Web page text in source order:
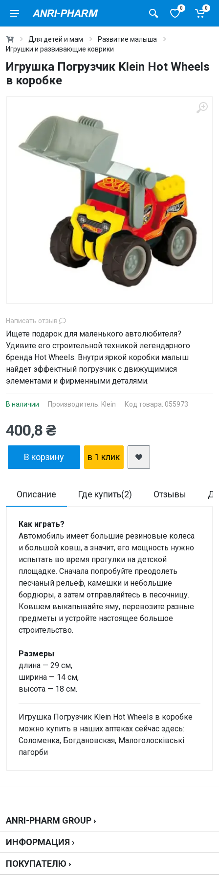
0 0
Для детей и мам
Развитие малыша
Игрушки и развивающие коврики
Игрушка Погрузчик Klein Hot Wheels
в коробке
Написать отзыв
Ищете подарок для маленького автолюбителя?
Удивите его строительной техникой легендарного
бренда Hot Wheels. Внутри яркой коробки малыш
найдет эффектный погрузчик с движущимися
элементами и фирменными деталями.
В наличии Производитель: Klein Код товара: 055973
400,8 ₴
В корзину в 1 клик
Описание Где купить(2) Отзывы
Как играть?
Автомобиль имеет большие резиновые колеса
и большой ковш, а значит, его мощность нужно
испытать во время прогулки на детской
площадке. Сначала попробуйте преодолеть
песчаный рельеф, камешки и небольшие
бордюры, а затем отправляйтесь в песочницу.
Ковшем выкапывайте яму, перевозите разные
предметы и устройте настоящее большое
строительство.
Размеры:
длина — 29 см,
ширина — 14 см,
высота — 18 см.
Игрушка Погрузчик Klein Hot Wheels в коробке
можно купить в наших аптеках сейчас здесь:
Соломенка, Богдановская, Малоголосківські
пагорби
Написать отзыв
Оценка
ANRI-PHARM GROUP ›
ИНФОРМАЦИЯ ›
ПОКУПАТЕЛЮ ›